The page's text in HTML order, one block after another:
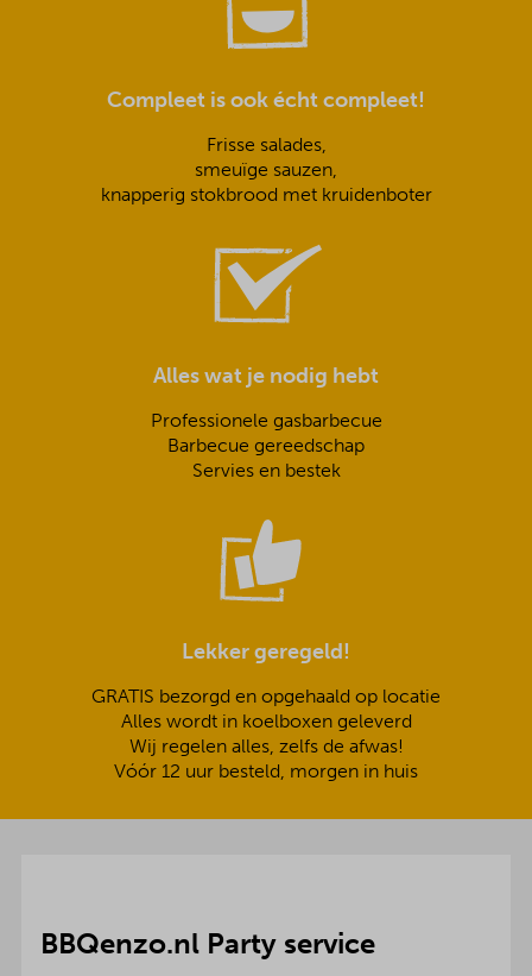
Compleet is ook écht compleet!
Frisse salades,
smeuïge sauzen,
knapperig stokbrood met kruidenboter
Alles wat je nodig hebt
Professionele gasbarbecue
Barbecue gereedschap
Servies en bestek
Lekker geregeld!
GRATIS bezorgd en opgehaald op locatie
Alles wordt in koelboxen geleverd
Wij regelen alles, zelfs de afwas!
Vóór 12 uur besteld, morgen in huis
BBQenzo.nl Party service